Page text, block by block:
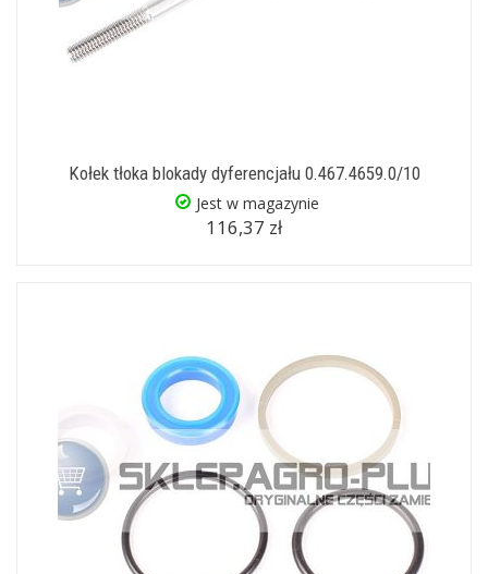
Kołek tłoka blokady dyferencjału 0.467.4659.0/10
Jest w magazynie
116,37 zł